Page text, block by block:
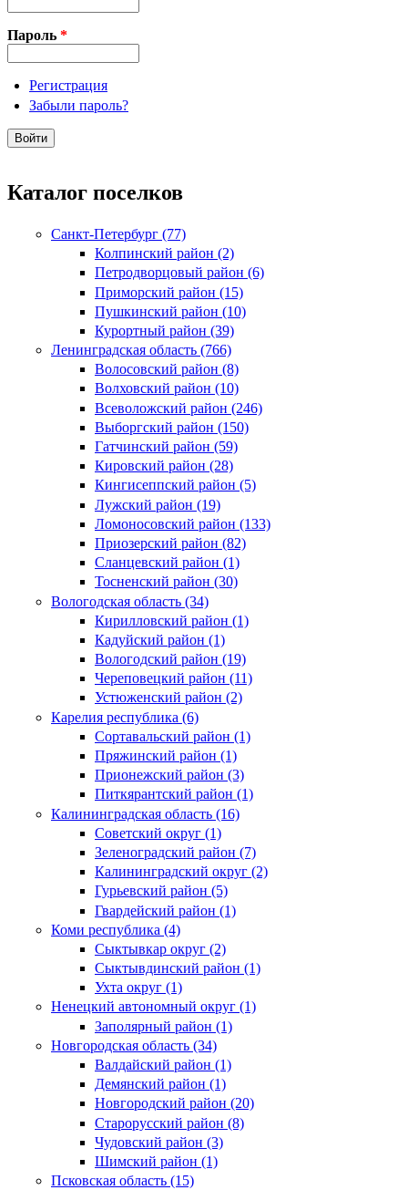
Пароль *
Регистрация
Забыли пароль?
Каталог поселков
Санкт-Петербург (77)
Колпинский район (2)
Петродворцовый район (6)
Приморский район (15)
Пушкинский район (10)
Курортный район (39)
Ленинградская область (766)
Волосовский район (8)
Волховский район (10)
Всеволожский район (246)
Выборгский район (150)
Гатчинский район (59)
Кировский район (28)
Кингисеппский район (5)
Лужский район (19)
Ломоносовский район (133)
Приозерский район (82)
Сланцевский район (1)
Тосненский район (30)
Вологодская область (34)
Кирилловский район (1)
Кадуйский район (1)
Вологодский район (19)
Череповецкий район (11)
Устюженский район (2)
Карелия республика (6)
Сортавальский район (1)
Пряжинский район (1)
Прионежский район (3)
Питкярантский район (1)
Калининградская область (16)
Советский округ (1)
Зеленоградский район (7)
Калининградский округ (2)
Гурьевский район (5)
Гвардейский район (1)
Коми республика (4)
Сыктывкар округ (2)
Сыктывдинский район (1)
Ухта округ (1)
Ненецкий автономный округ (1)
Заполярный район (1)
Новгородская область (34)
Валдайский район (1)
Демянский район (1)
Новгородский район (20)
Старорусский район (8)
Чудовский район (3)
Шимский район (1)
Псковская область (15)